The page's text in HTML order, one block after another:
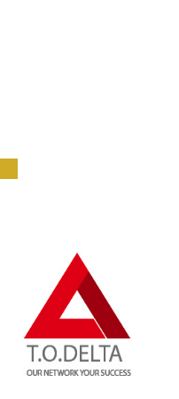
L’uscita di scena di